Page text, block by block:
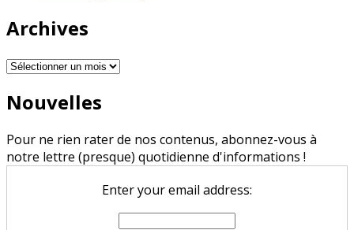
Archives
Archives
Nouvelles
Pour ne rien rater de nos contenus, abonnez-vous à
notre lettre (presque) quotidienne d'informations !
Enter your email address: